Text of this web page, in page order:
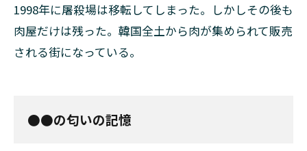
1998年に屠殺場は移転してしまった。しかしその後も
肉屋だけは残った。韓国全土から肉が集められて販売
される街になっている。
●●の匂いの記憶